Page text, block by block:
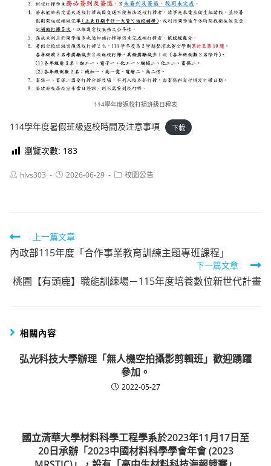
114學年度返校打掃班級日程表
114學年度暑假班級返校時間及注意事項 下載
瀏覽次數: 183
Posthlvs303
Post2026-06-29
Post校園公告
Read
more
articles
上一篇文章
內政部115年度「合作事業教育訓練主題專班課程」
下一篇文章
桃園【有頭鹿】職能訓練場－115年度培養數位新世代計畫
相關內容
弘光科技大學辦理「無人機空拍攝影剪輯班」歡迎踴躍
參加。
2022-05-27
國立清華大學材料科學工程學系於2023年11月17日至
20日承辦「2023中國材料科學學會年會 (2023